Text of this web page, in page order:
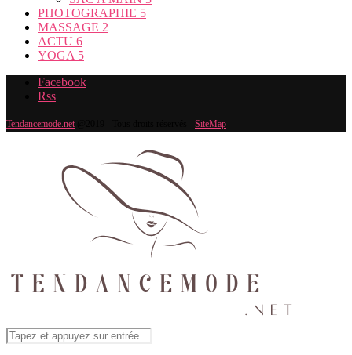
PHOTOGRAPHIE 5
MASSAGE 2
ACTU 6
YOGA 5
Facebook
Rss
Tendancemode.net SiteMap